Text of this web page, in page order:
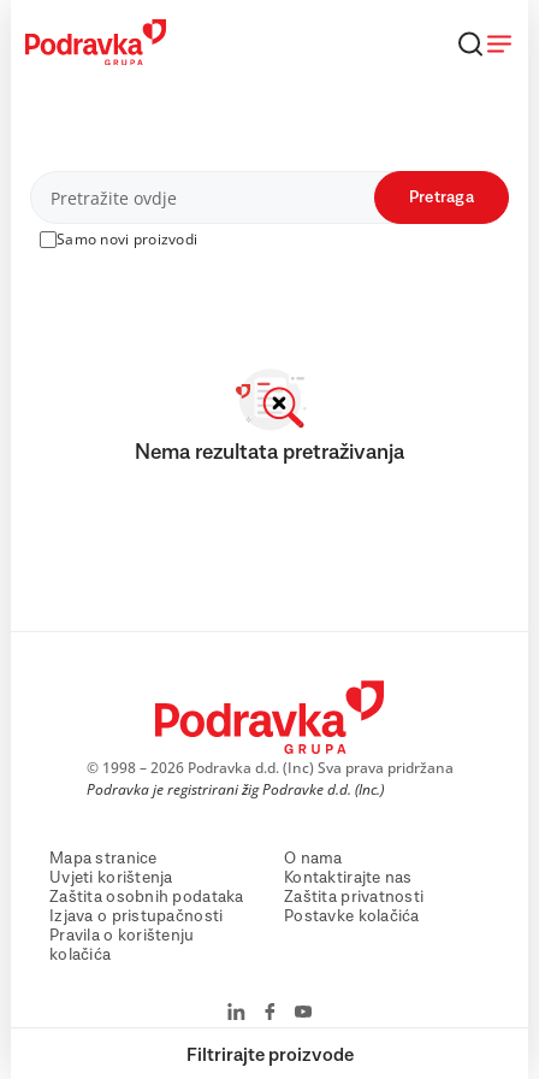
content
Proizvodi
Samo novi proizvodi
Pretraga
Filtrirajte proizvode
Nema rezultata pretraživanja
© 1998 – 2026 Podravka d.d. (Inc) Sva prava pridržana
Podravka je registrirani žig Podravke d.d. (Inc.)
Mapa stranice
Uvjeti korištenja
Zaštita osobnih podataka
Izjava o pristupačnosti
Pravila o korištenju
kolačića
O nama
Kontaktirajte nas
Zaštita privatnosti
Postavke kolačića